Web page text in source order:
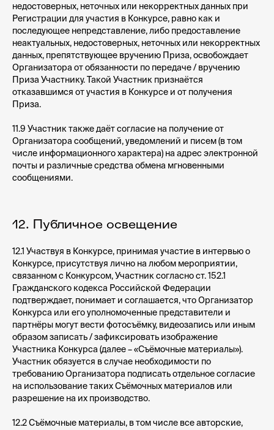
недостоверных, неточных или некорректных данных при
Регистрации для участия в Конкурсе, равно как и
последующее непредставление, либо предоставление
неактуальных, недостоверных, неточных или некорректных
данных, препятствующее вручению Приза, освобождает
Организатора от обязанности по передаче / вручению
Приза Участнику. Такой Участник признаётся
отказавшимся от участия в Конкурсе и от получения
Приза.
11.9 Участник также даёт согласие на получение от
Организатора сообщений, уведомлений и писем (в том
числе информационного характера) на адрес электронной
почты и различные средства обмена мгновенными
сообщениями.
12. Публичное освещение
12.1 Участвуя в Конкурсе, принимая участие в интервью о
Конкурсе, присутствуя лично на любом мероприятии,
связанном с Конкурсом, Участник согласно ст. 152.1
Гражданского кодекса Российской Федерации
подтверждает, понимает и соглашается, что Организатор
Конкурса или его уполномоченные представители и
партнёры могут вести фотосъёмку, видеозапись или иным
образом записать / зафиксировать изображение
Участника Конкурса (далее – «Съёмочные материалы»).
Участник обязуется в случае необходимости по
требованию Организатора подписать отдельное согласие
на использование таких Съёмочных материалов или
разрешение на их производство.
12.2 Съёмочные материалы, в том числе все авторские,